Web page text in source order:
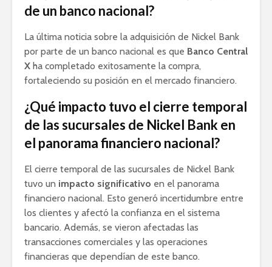
de un banco nacional?
La última noticia sobre la adquisición de Nickel Bank
por parte de un banco nacional es que Banco Central
X ha completado exitosamente la compra,
fortaleciendo su posición en el mercado financiero.
¿Qué impacto tuvo el cierre temporal
de las sucursales de Nickel Bank en
el panorama financiero nacional?
El cierre temporal de las sucursales de Nickel Bank
tuvo un impacto significativo en el panorama
financiero nacional. Esto generó incertidumbre entre
los clientes y afectó la confianza en el sistema
bancario. Además, se vieron afectadas las
transacciones comerciales y las operaciones
financieras que dependían de este banco.